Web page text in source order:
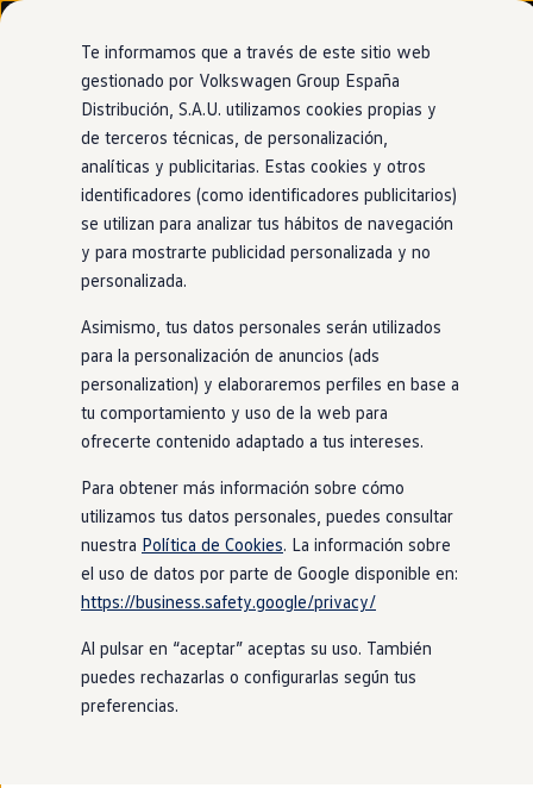
Ir
directamente
al contenido
Ir
directamente
al pie de
página
Nuevo ID. Cross
Vehículos Comerciales
Compra y ofertas
Volkswagen nuevo en stock
Volkswagen de ocasión
Financiación
My Renting
My Way
Seguros
Empresas
Autoescuelas
Eléctricos e híbridos
Más sobre híbridos
Plan Auto +
Etiquetas DGT
Simulador de autonomía, carga y ahorro
Carga y autonomía
Soluciones de carga
Tarifas de carga
Carga en casa
Modos de carga
Autonomía
Clientes y posventa
Club Volkswagen
Ofertas posventa
Beneficios Volkswagen
Asistencia en carretera
Servicios de movilidad
Garantía del fabricante
Te informamos que a través de este sitio web
gestionado por Volkswagen Group España
Distribución, S.A.U. utilizamos cookies propias y
de terceros técnicas, de personalización,
analíticas y publicitarias. Estas cookies y otros
identificadores (como identificadores publicitarios)
se utilizan para analizar tus hábitos de navegación
y para mostrarte publicidad personalizada y no
personalizada.
Asimismo, tus datos personales serán utilizados
para la personalización de anuncios (ads
personalization) y elaboraremos perfiles en base a
tu comportamiento y uso de la web para
ofrecerte contenido adaptado a tus intereses.
Para obtener más información sobre cómo
utilizamos tus datos personales, puedes consultar
nuestra Política de Cookies. La información sobre
el uso de datos por parte de Google disponible en:
https://business.safety.google/privacy/
Al pulsar en “aceptar” aceptas su uso. También
puedes rechazarlas o configurarlas según tus
preferencias.